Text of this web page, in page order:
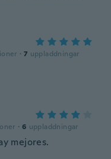
· 7 uppladdningar
· 6 uppladdningar
mejores.